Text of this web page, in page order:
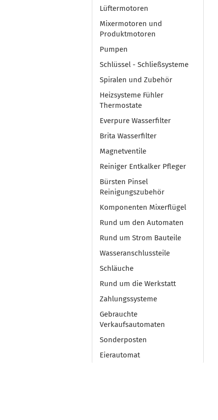
Lüftermotoren
Mixermotoren und
Produktmotoren
Pumpen
Schlüssel - Schließsysteme
Spiralen und Zubehör
Heizsysteme Fühler
Thermostate
Everpure Wasserfilter
Brita Wasserfilter
Magnetventile
Reiniger Entkalker Pfleger
Bürsten Pinsel
Reinigungszubehör
Komponenten Mixerflügel
Rund um den Automaten
Rund um Strom Bauteile
Wasseranschlussteile
Schläuche
Rund um die Werkstatt
Zahlungssysteme
Gebrauchte
Verkaufsautomaten
Sonderposten
Eierautomat